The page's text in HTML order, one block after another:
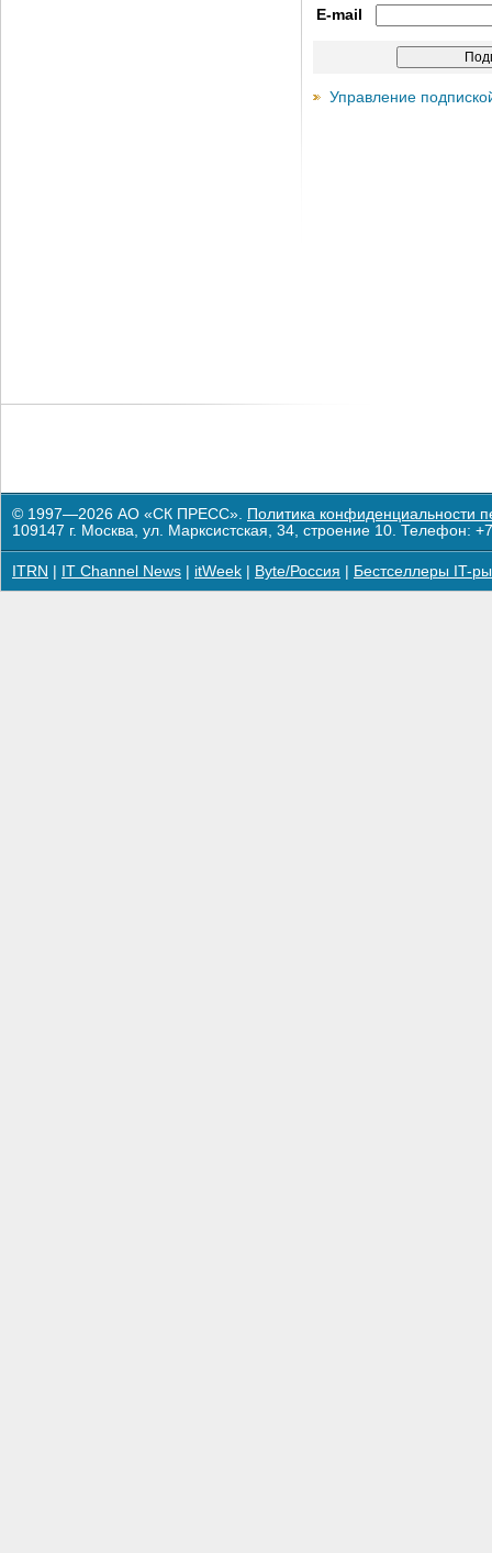
E-mail
Управление
© 1997—2026 АО «СК ПРЕСС». Политика конфиденциальности
109147 г. Москва, ул. Марксистская, 34, строение 10. Телефон:
ITRN IT Channel News itWeek Byte/Россия Бестселлеры IT-